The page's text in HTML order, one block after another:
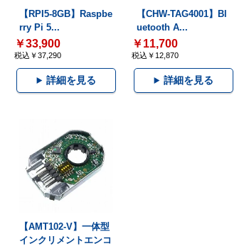
【RPI5-8GB】Raspbe
rry Pi 5...
￥33,900
税込￥37,290
詳細を見る
【CHW-TAG4001】Bl
uetooth A...
￥11,700
税込￥12,870
詳細を見る
【AMT102-V】一体型
インクリメントエンコ